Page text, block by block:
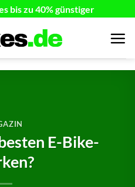
bis zu 40% günstiger
E-Bike-